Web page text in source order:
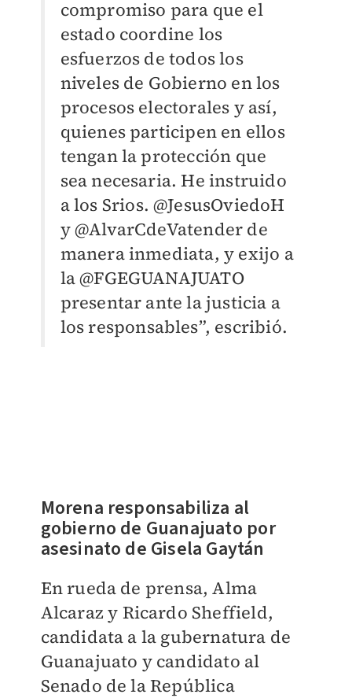
compromiso para que el
estado coordine los
esfuerzos de todos los
niveles de Gobierno en los
procesos electorales y así,
quienes participen en ellos
tengan la protección que
sea necesaria. He instruido
a los Srios. @JesusOviedoH
y @AlvarCdeVatender de
manera inmediata, y exijo a
la @FGEGUANAJUATO
presentar ante la justicia a
los responsables”, escribió.
Morena responsabiliza al
gobierno de Guanajuato por
asesinato de Gisela Gaytán
En rueda de prensa, Alma
Alcaraz y Ricardo Sheffield,
candidata a la gubernatura de
Guanajuato y candidato al
Senado de la República